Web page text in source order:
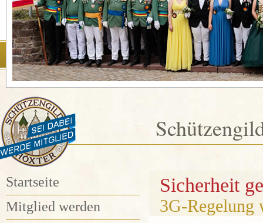
Startseite
Mitglied werden
Sicherheit
3G-Regelung